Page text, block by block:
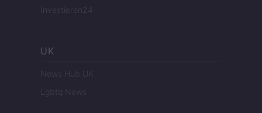
Investieren24
UK
News Hub UK
Lgbtq News